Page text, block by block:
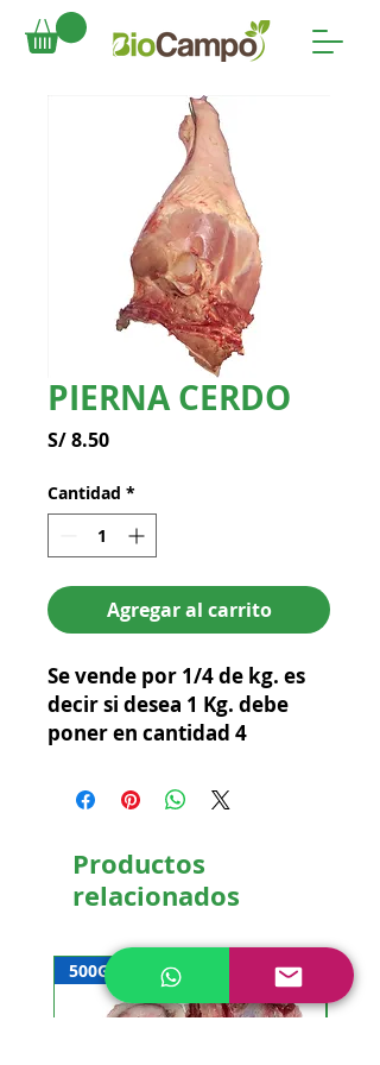
PIERNA CERDO
S/ 8.50Precio
Cantidad *
Agregar al carrito
Se vende por 1/4 de kg. es
decir si desea 1 Kg. debe
poner en cantidad 4
Productos
relacionados
500G